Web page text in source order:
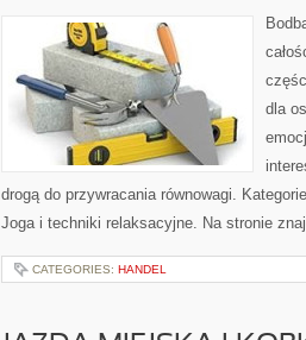
dla
drogą do przywracania równowagi.
Joga i techniki relaksacyjne. Na stronie
CATEGORIES: HANDEL